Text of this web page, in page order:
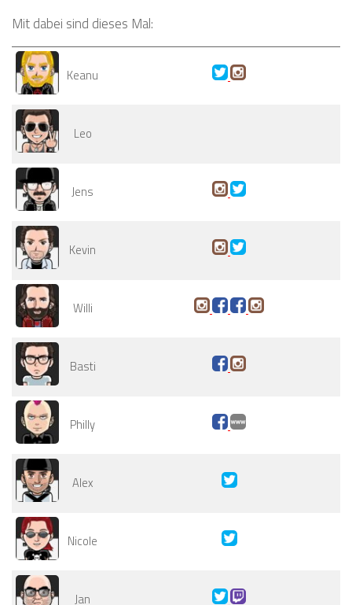
Mit dabei sind dieses Mal:
Keanu
Leo
Jens
Kevin
Willi
Basti
Philly
Alex
Nicole
Jan